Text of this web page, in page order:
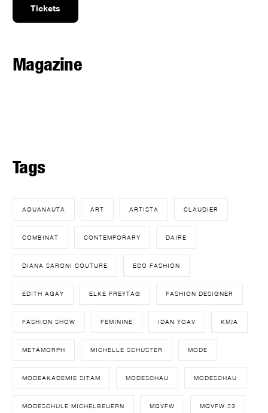
Tickets
Magazine
Tags
AQUANAUTA ART ARTISTA CLAUDIER
COMBINAT CONTEMPORARY DAIRE
DIANA SARONI COUTURE ECO FASHION
EDITH AGAY ELKE FREYTAG FASHION DESIGNER
FASHION SHOW FEMININE IDAN YOAV KM/A
METAMORPH MICHELLE SCHUSTER MODE
MODEAKADEMIE SITAM MODESCHAU MODESCHAU
MODESCHULE MICHELBEUERN MQVFW MQVFW.23